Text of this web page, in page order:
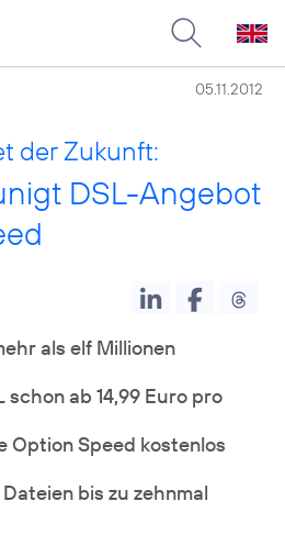
05.11.2012
der Zukunft:
DSL-Angebot
als elf Millionen
schon ab 14,99 Euro pro
Option Speed kostenlos
bis zu zehnmal